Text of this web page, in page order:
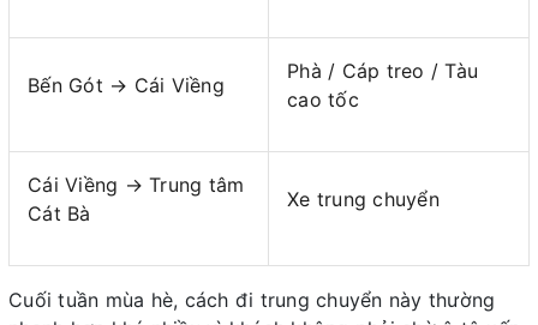
Bến Gót → Cái Viềng
Phà / Cáp treo / Tàu
cao tốc
Cái Viềng → Trung tâm
Cát Bà
Xe trung chuyển
Cuối tuần mùa hè, cách đi trung chuyển này thường